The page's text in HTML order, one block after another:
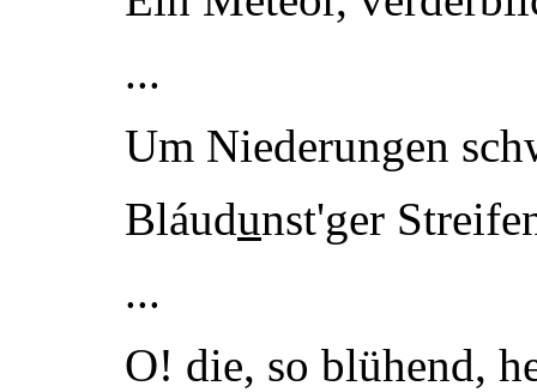
...
Um Niederungen
Bláudunst'ger
...
O! die, so blühend,